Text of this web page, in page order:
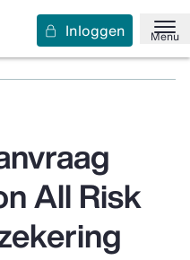
Menu
Inloggen
en rechtsbijstand
Aanvragen
All Risk